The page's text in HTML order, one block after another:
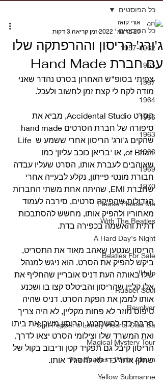
כל הפוסטים
1957-1962
1965
1967
1964
1966
1963
1968
1969
1970
Please Please Me
With The Beatles
A Hard Day's Night
Beatles For Sale
Help!
Rubber Soul
Revolver
Sgt. Pepper's Lonely Hearts Club Ba
Magical Mystery Tour
The Beatles - White Album
Yellow Submarine
כל הפוסטים
ג'ורג' הריסון וההרפתקה שלו
עם חברת Hand Made
אורי קואז
20 בדצמ׳ 2022
זמן קריאה 3 דקות
צפיתי בסופ"ש האחרון בסרט נהדר שאני
מודה לקח לי קצת זמן לחשוב ולעכל.
הסרט Accidental Studio, מביא את
שהקים ג'ורג' הריסון אחרי ששמע ש Life
of Brian, או 'בריאן כוכב עליון' כמו
שאוהבים לעברת אותו, הסרט שעליו עבדה
חבורת מונטי פייתון, נקלע לבעייה אחרי
שחברת EMI, שהיתה אחת משתי החברות
הגדולות שהפיקה סרטים, סירבה לעמוד
מאחוריו ולהפיק אותו, מחשש להסתבכות
דתית והאשמה בכפירה בדת.
הריסון שנטען שאהב מאוד את התסריט,
ביקש להפיק את הסרט. הוא ניגש למנהל
שלו באותה העת דניס אובריין שהחליף את
אלן קליין שהריסון והביטלס קצו בו ושכנע
אותו לממן את הפקת הסרט. דניס שהיה
טיפוס מוזר לא פחות מקליין, לא היה צריך
הרבה כדי להשתכנע. הריסון משכן את ביתו
ואת המשרד שלו וצילומי הסרט יצאו לדרך.
הריסון קיבל גם תפקיד קטן ודיבוב בקול של
שחקן אחר כדי לא להסגיר אותו.